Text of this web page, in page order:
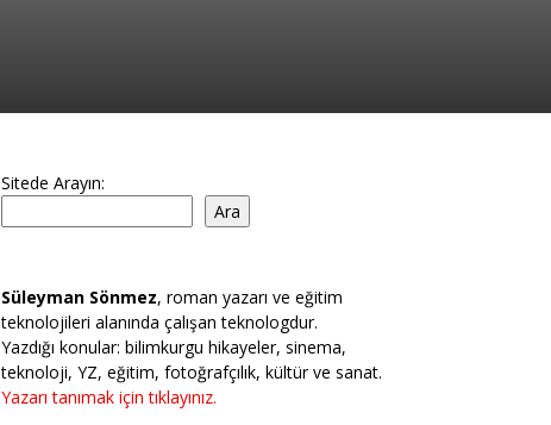
Sitede Arayın:
Ara
Süleyman Sönmez, roman yazarı ve eğitim
teknolojileri alanında çalışan teknologdur.
Yazdığı konular: bilimkurgu hikayeler, sinema,
teknoloji, YZ, eğitim, fotoğrafçılık, kültür ve sanat.
Yazarı tanımak için tıklayınız.